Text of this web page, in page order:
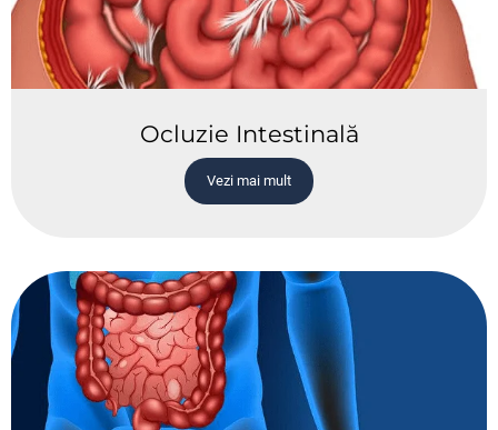
Ocluzie Intestinală
Vezi mai mult